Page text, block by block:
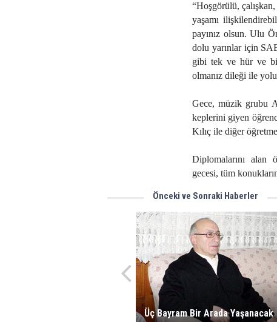
“Hoşgörülü,
yaşamı
payınız olsun. Ulu
dolu yarınlar için
gibi tek ve hür ve
olmanız dileği ile
Gece, müzik grubu
keplerini giyen
Kılıç ile diğer
Diplomalarını alan
gecesi, tüm
Önceki ve Sonraki Haberler
Üç Bayram Bir Arada Yaşanacak